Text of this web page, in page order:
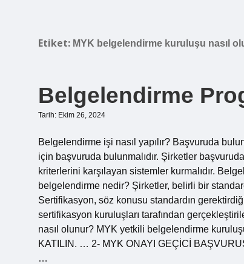
Etiket: MYK belgelendirme kuruluşu nasıl
Belgelendirme
Tarih: Ekim 26, 2024
Belgelendirme işi nasıl yapılır? Başvuruda
için başvuruda bulunmalıdır. Şirketler
kriterlerini karşılayan sistemler kurmalıdır.
belgelendirme nedir? Şirketler, belirli bir
Sertifikasyon, söz konusu standardın
sertifikasyon kuruluşları tarafından
nasıl olunur? MYK yetkili belgelendirme
KATILIN. … 2- MYK ONAYI GEÇİCİ
…